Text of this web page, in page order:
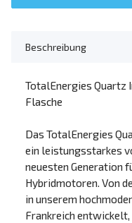
Beschreibung
TotalEnergies Quartz
Flasche
Das TotalEnergies
ein leistungsstarkes
neuesten Generation
Hybridmotoren. Von
in unserem
Frankreich